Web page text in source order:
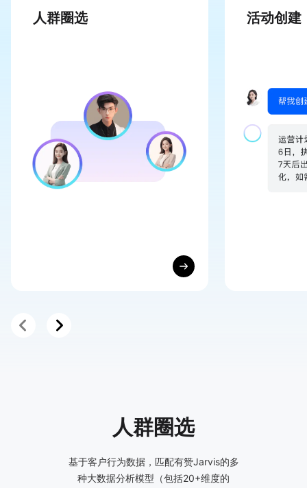
人群圈选 活动创建
人群圈选
基于客户行为数据，匹配有赞Jarvis的多
种大数据分析模型（包括20+维度的